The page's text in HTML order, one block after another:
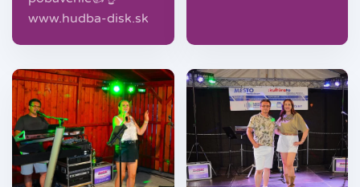
www.hudba-disk.sk